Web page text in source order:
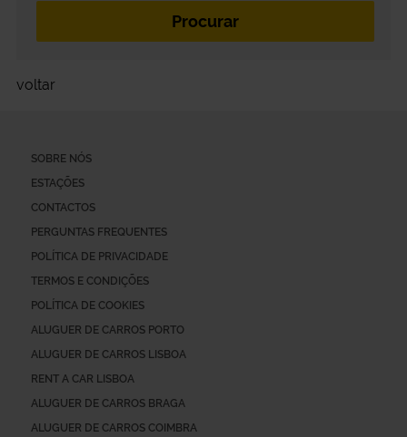
voltar
SOBRE NÓS
ESTAÇÕES
CONTACTOS
PERGUNTAS FREQUENTES
POLÍTICA DE PRIVACIDADE
TERMOS E CONDIÇÕES
POLÍTICA DE COOKIES
ALUGUER DE CARROS PORTO
ALUGUER DE CARROS LISBOA
RENT A CAR LISBOA
ALUGUER DE CARROS BRAGA
ALUGUER DE CARROS COIMBRA